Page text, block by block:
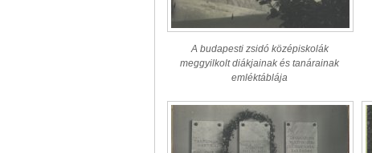
A budapesti zsidó középiskolák
meggyilkolt diákjainak és tanárainak
emléktáblája